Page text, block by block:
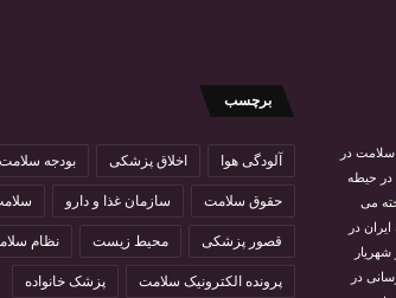
سلامت در
در حیطه
می
در
شهریار
در
برچسب
آلودگی هوا اخلاق پزشکی بودجه سلامت
حقوق سلامت سازمان غذا و دارو
قصور پزشکی محیط زیست نظام
پرونده الکترونیک سلامت پزشک خانواده